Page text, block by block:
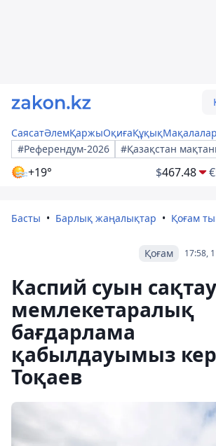
СаясатӘлемҚаржыОқиғаҚұқықМақалалар
#Референдум-2026
#Қазақстан
+19° $467.48 €
Басты Барлық жаңалықтар Қоғам
17:58,
Қоғам
Каспий суын
мемлекетаралық
бағдарлама
қабылдауымыз
Тоқаев